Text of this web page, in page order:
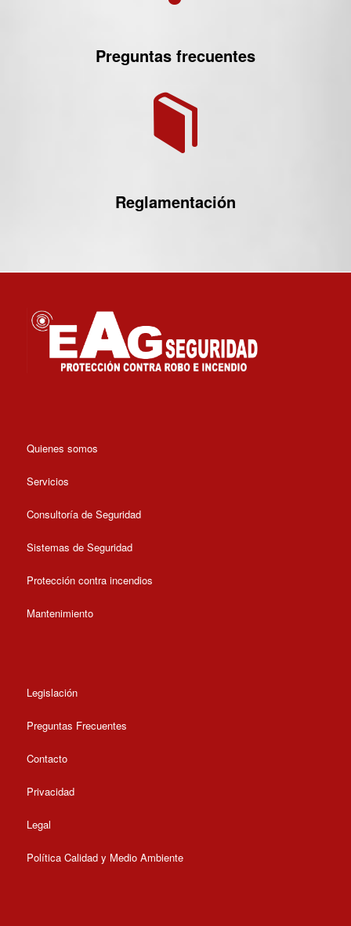
Preguntas frecuentes
Reglamentación
Quienes somos
Servicios
Consultoría de Seguridad
Sistemas de Seguridad
Protección contra incendios
Mantenimiento
Legislación
Preguntas Frecuentes
Contacto
Privacidad
Legal
Política Calidad y Medio Ambiente